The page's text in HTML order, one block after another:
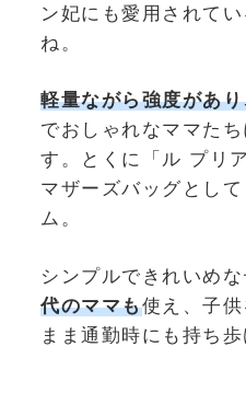
ン妃にも愛用されて
ね。
軽量ながら強度があ
でおしゃれなママた
す。とくに「ル プリ
マザーズバッグとし
ム。
シンプルできれいめ
代のママも使え、子
まま通勤時にも持ち歩